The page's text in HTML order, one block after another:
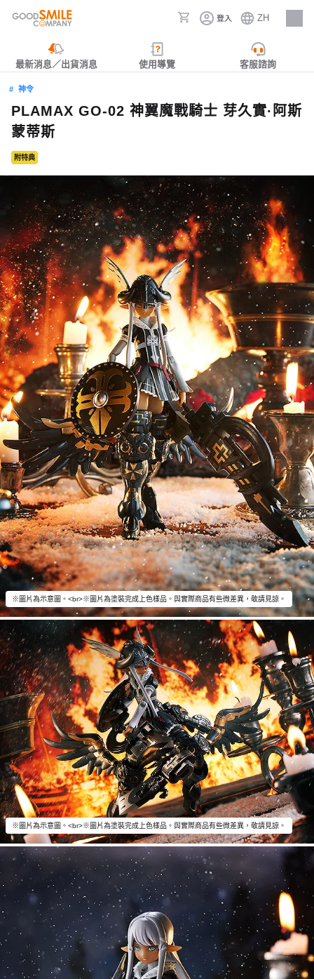
登入 ZH
人才招募
最新消息／出貨消息 使用導覽 客服諮詢
神令
PLAMAX GO-02 神翼魔戰騎士 芽久實·阿斯
蒙蒂斯
附特典
※圖片為示意圖。<br>※圖片為塗裝完成上色樣品。與實際商品有些微差異，敬請見諒。
※圖片為示意圖。<br>※圖片為塗裝完成上色樣品。與實際商品有些微差異，敬請見諒。